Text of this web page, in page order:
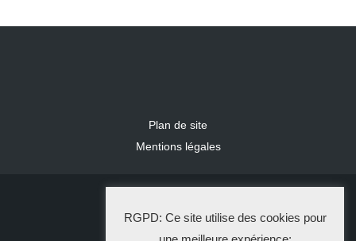
Plan de site
Mentions légales
La Solution Immo
RGPD: Ce site utilise des cookies pour